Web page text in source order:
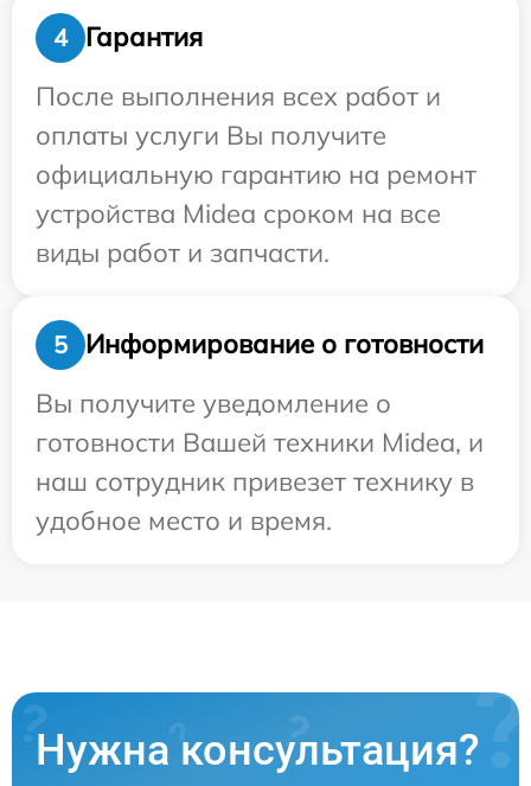
4
Гарантия
После выполнения всех работ и
оплаты услуги Вы получите
официальную гарантию на ремонт
устройства Midea сроком на все
виды работ и запчасти.
5
Информирование о готовности
Вы получите уведомление о
готовности Вашей техники Midea, и
наш сотрудник привезет технику в
удобное место и время.
Нужна консультация?